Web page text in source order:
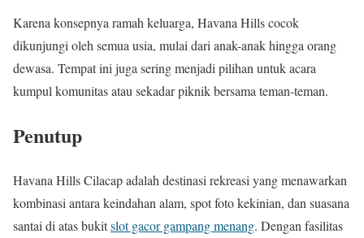
Karena konsepnya ramah keluarga, Havana Hills cocok
dikunjungi oleh semua usia, mulai dari anak-anak hingga orang
dewasa. Tempat ini juga sering menjadi pilihan untuk acara
kumpul komunitas atau sekadar piknik bersama teman-teman.
Penutup
Havana Hills Cilacap adalah destinasi rekreasi yang menawarkan
kombinasi antara keindahan alam, spot foto kekinian, dan suasana
santai di atas bukitslot gacor gampang menang. Dengan fasilitas